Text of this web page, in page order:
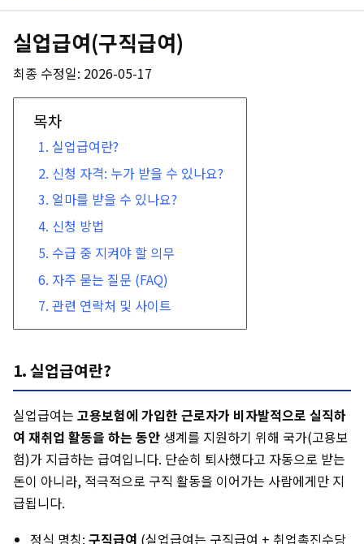
실업급여(구직급여)
최종 수정일: 2026-05-17
목차
1. 실업급여란?
2. 신청 자격: 누가 받을 수 있나요?
3. 얼마를 받을 수 있나요?
4. 신청 방법
5. 수급 중 지켜야 할 의무
6. 자주 묻는 질문 (FAQ)
7. 관련 연락처 및 사이트
1. 실업급여란?
실업급여는 고용보험에 가입한 근로자가 비자발적으로 실직하
여 재취업 활동을 하는 동안 생계를 지원하기 위해 국가(고용보
험)가 지급하는 급여입니다. 단순히 퇴사했다고 자동으로 받는
돈이 아니라, 적극적으로 구직 활동을 이어가는 사람에게만 지
급됩니다.
정식 명칭: 구직급여 (실업급여는 구직급여 + 취업촉진수당